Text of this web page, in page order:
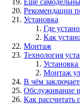
Рекомендации
Установка
Где
Как
Монтаж
Технология
Монтаж
В чём
Обслуживание и
Как рассчитать